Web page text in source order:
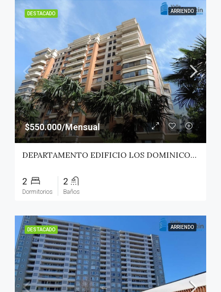
DESTACADO ARRIENDO
$550.000/Mensual
DEPARTAMENTO EDIFICIO LOS DOMINICOS – TALCA
2
Dormitorios
2
Baños
DESTACADO ARRIENDO